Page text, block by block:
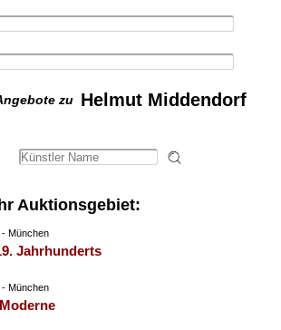
zu Helmut Middendorf
Auktionsgebiet:
München
Jahrhunderts
München